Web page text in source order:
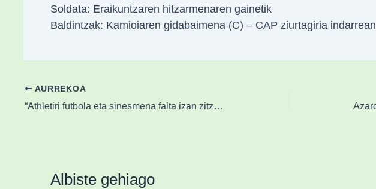
Soldata: Eraikuntzaren hitzarmenaren gainetik
Baldintzak: Kamioiaren gidabaimena (C) – CAP ziurtagiria indarrean
AURREKOA
“Athletiri futbola eta sinesmena falta izan zitzaizkion berriro Anoetan”
Albiste gehiago